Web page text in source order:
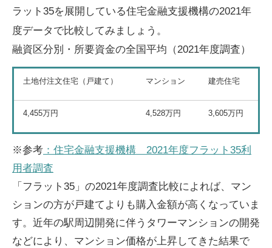
ラット35を展開している住宅金融支援機構の2021年
度データで比較してみましょう。
融資区分別・所要資金の全国平均（2021年度調査）
土地付注文住宅（戸建て） マンション 建売住宅
4,455万円 4,528万円 3,605万円
※参考 ：住宅金融支援機構 2021年度フラット35利
用者調査
「フラット35」の2021年度調査比較によれば、マン
ションの方が戸建てよりも購入金額が高くなっていま
す。近年の駅周辺開発に伴うタワーマンションの開発
などにより、マンション価格が上昇してきた結果で